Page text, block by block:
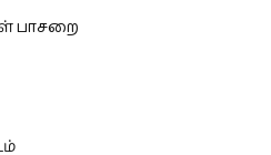
பாசறை